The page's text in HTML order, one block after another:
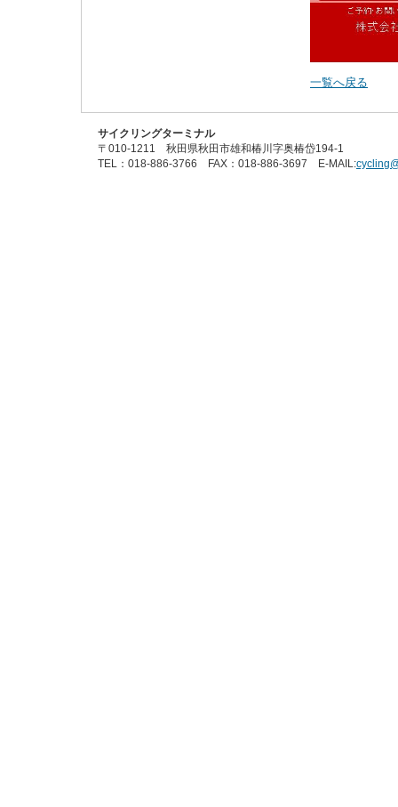
一覧へ戻る
サイクリングターミナル
〒010-1211 秋田県秋田市雄和椿川字奥椿岱194-1
TEL：018-886-3766 FAX：018-886-3697 E-MAIL: